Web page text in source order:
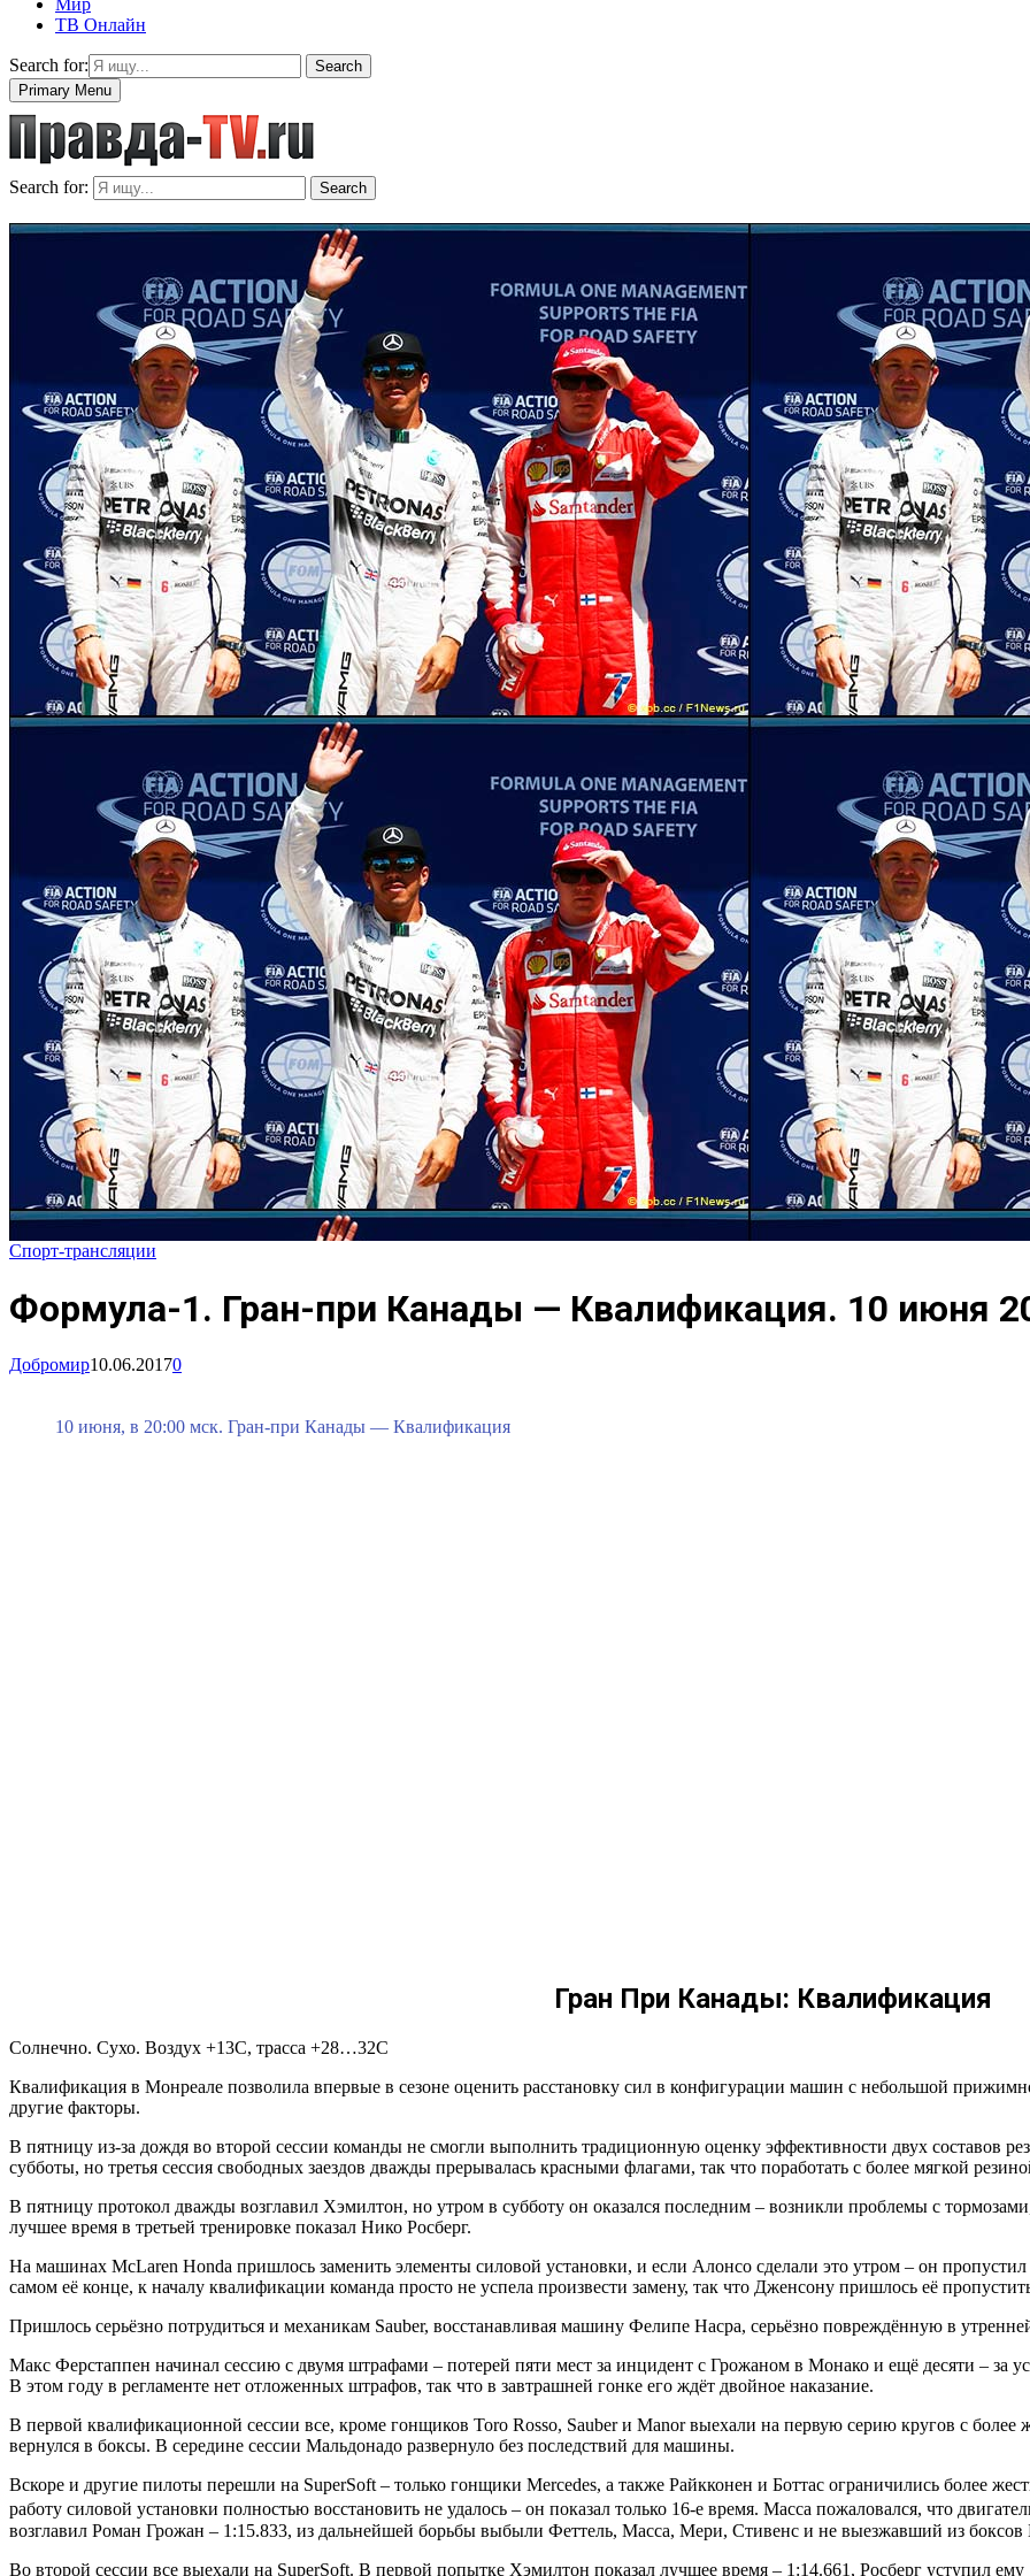
Мир
ТВ Онлайн
Search for:
Search
Primary Menu
Search for: Search
Спорт-трансляции
Формула-1. Гран-при Канады — Квалификация. 10 июня
Добромир10.06.20170
10 июня, в 20:00 мск. Гран-при Канады — Квалификация
Гран При Канады: Квалификация
Солнечно. Сухо. Воздух +13С, трасса +28…32С
Квалификация в Монреале позволила впервые в сезоне оценить расстановку сил в конфигурации машин с небольшой
другие факторы.
В пятницу из-за дождя во второй сессии команды не смогли выполнить традиционную оценку эффективности двух составов
субботы, но третья сессия свободных заездов дважды прерывалась красными флагами, так что поработать с более мягкой
В пятницу протокол дважды возглавил Хэмилтон, но утром в субботу он оказался последним – возникли проблемы с
лучшее время в третьей тренировке показал Нико Росберг.
На машинах McLaren Honda пришлось заменить элементы силовой установки, и если Алонсо сделали это утром – он пропустил
самом её конце, к началу квалификации команда просто не успела произвести замену, так что Дженсону пришлось её
Пришлось серьёзно потрудиться и механикам Sauber, восстанавливая машину Фелипе Насра, серьёзно повреждённую в
Макс Ферстаппен начинал сессию с двумя штрафами – потерей пяти мест за инцидент с Грожаном в Монако и ещё десяти – за
В этом году в регламенте нет отложенных штрафов, так что в завтрашней гонке его ждёт двойное наказание.
В первой квалификационной сессии все, кроме гонщиков Toro Rosso, Sauber и Manor выехали на первую серию кругов с
вернулся в боксы. В середине сессии Мальдонадо развернуло без последствий для машины.
Вскоре и другие пилоты перешли на SuperSoft – только гонщики Mercedes, а также Райкконен и Боттас ограничились более
работу силовой установки полностью восстановить не удалось – он показал только 16-е время. Масса пожаловался, что
возглавил Роман Грожан – 1:15.833, из дальнейшей борьбы выбыли Феттель, Масса, Мери, Стивенс и не выезжавший из боксов
Во второй сессии все выехали на SuperSoft. В первой попытке Хэмилтон показал лучшее время – 1:14.661, Росберг уступил